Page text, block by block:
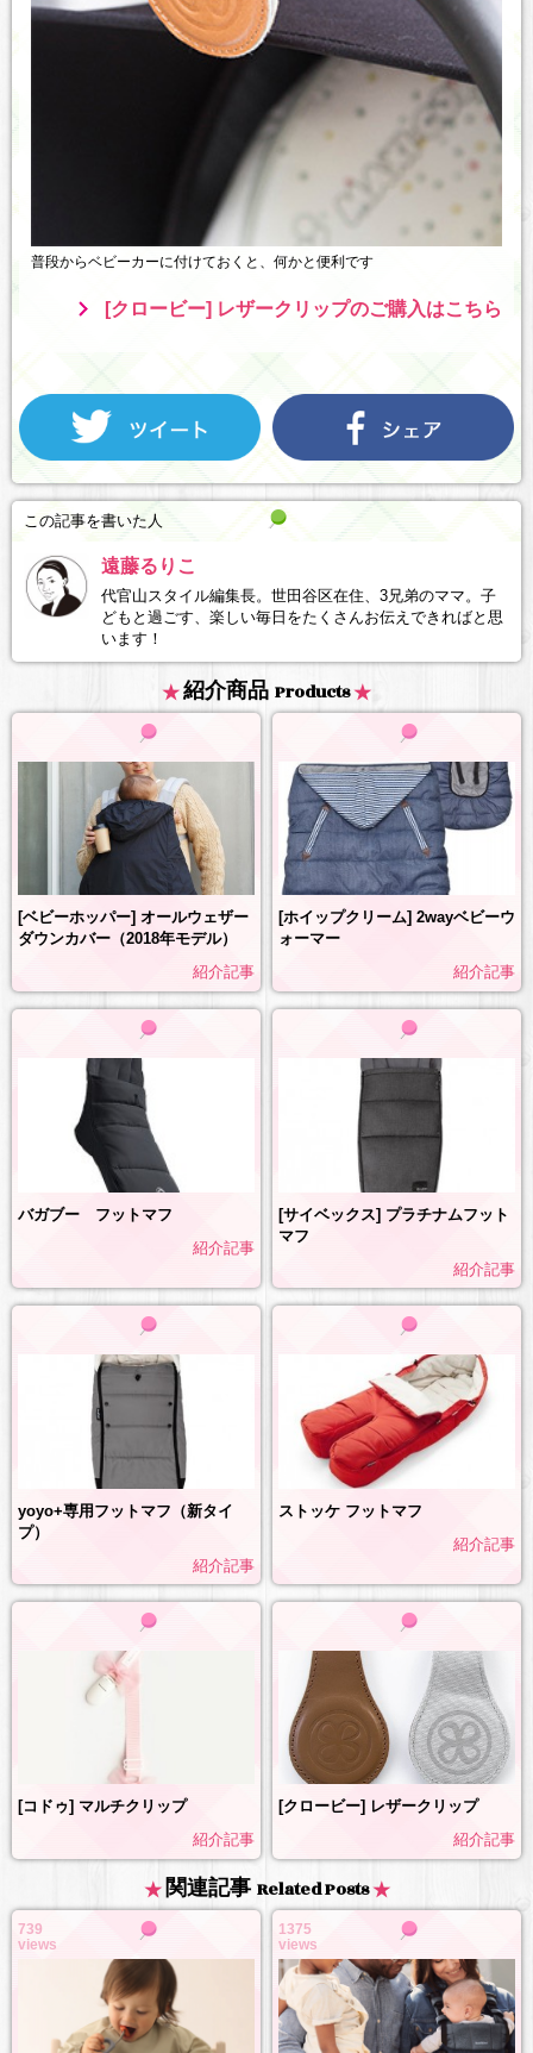
普段からベビーカーに付けておくと、何かと便利です
[クロービー] レザークリップのご購入はこちら
この記事を書いた人
遠藤るりこ
代官山スタイル編集長。世田谷区在住、3兄弟のママ。子
どもと過ごす、楽しい毎日をたくさんお伝えできればと思
います！
紹介商品 Products
[ベビーホッパー] オールウェザー
ダウンカバー（2018年モデル）
紹介記事
[ホイップクリーム] 2wayベビーウ
ォーマー
紹介記事
バガブー フットマフ
紹介記事
[サイベックス] プラチナムフット
マフ
紹介記事
yoyo+専用フットマフ（新タイ
プ）
紹介記事
ストッケ フットマフ
紹介記事
[コドゥ] マルチクリップ
紹介記事
[クロービー] レザークリップ
紹介記事
関連記事 Related Posts
739
views
1375
views